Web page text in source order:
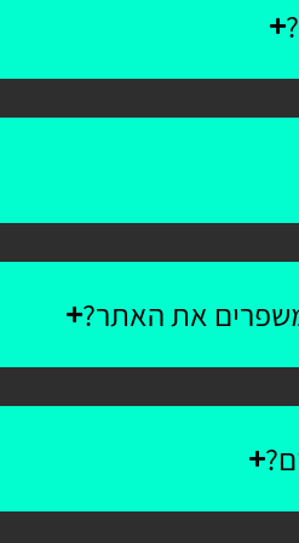
משפרים את האתר?